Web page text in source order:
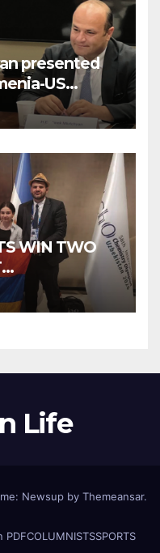
presented
US
Policy
WIN TWO
Life
Newsup by Themeansar.
PDFCOLUMNISTSSPORTS